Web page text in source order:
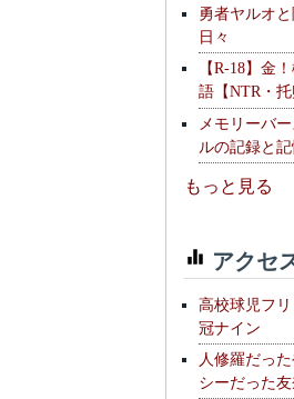
勇者ヤルオ
日々
【R-18】金
語【NTR・托
メモリーバ
ルの記録と記
もっと見る
アクセ
高校球児フ
冠ナイン
人修羅だっ
シーだった